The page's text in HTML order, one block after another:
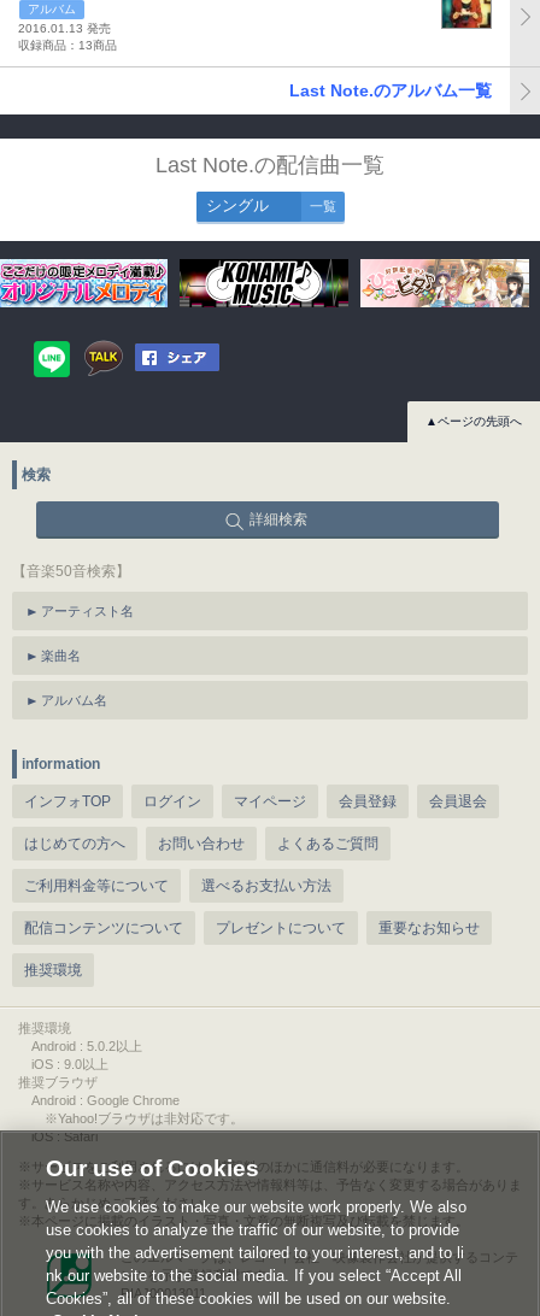
アルバム
2016.01.13 発売
収録商品：13商品
Last Note.のアルバム一覧
Last Note.の配信曲一覧
シングル 一覧
▲ページの先頭へ
検索
詳細検索
【音楽50音検索】
アーティスト名
楽曲名
アルバム名
information
インフォTOP ログイン マイページ 会員登録 会員退会
はじめての方へ お問い合わせ よくあるご質問
ご利用料金等について 選べるお支払い方法
配信コンテンツについて プレゼントについて 重要なお知らせ
推奨環境
推奨環境
Android : 5.0.2以上
iOS : 9.0以上
推奨ブラウザ
Android : Google Chrome
※Yahoo!ブラウザは非対応です。
iOS : Safari
サービスをご利用されるには、情報料のほかに通信料が必要になります。
サービス名称や内容、アクセス方法や情報料等は、予告なく変更する場合がありま
す。あらかじめご了承ください。
本ページに掲載のイラスト・写真・文章の無断複写及び転載を禁じます。
このエルマークは、レコード会社・映像製作会社が提供するコンテ
ンツを示す登録商標です。
RIAJ00013011
Our use of Cookies
We use cookies to make our website work properly. We also
use cookies to analyze the traffic of our website, to provide
you with the advertisement tailored to your interest, and to li
nk our website to the social media. If you select “Accept All
Cookies”, all of these cookies will be used on our website.